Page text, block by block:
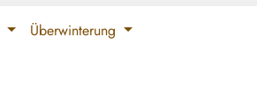
Überwinterung